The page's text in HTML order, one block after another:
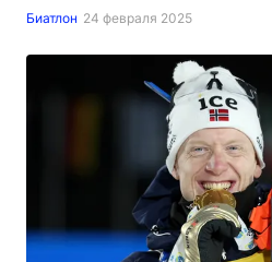
Биатлон 24 февраля 2025